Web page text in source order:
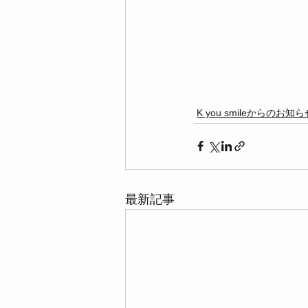
K you smileからのお知ら
最新記事